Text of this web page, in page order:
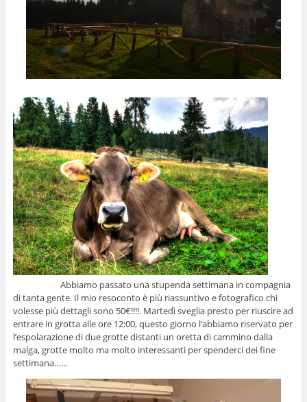
Abbiamo passato una stupenda settimana in compagnia
di tanta gente. Il mio resoconto è più riassuntivo e fotografico chi
volesse più dettagli sono 50€!!!!. Martedì sveglia presto per riuscire ad
entrare in grotta alle ore 12:00, questo giorno l’abbiamo riservato per
l’espolarazione di due grotte distanti un oretta di cammino dalla
malga, grotte molto ma molto interessanti per spenderci dei fine
settimana……